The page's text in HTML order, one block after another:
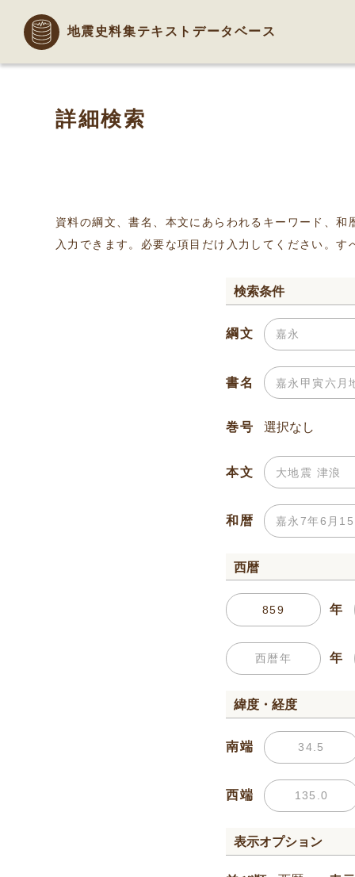
地震史料集テキストデータベース
詳細検索
資料の綱文、書名、本文にあらわれるキーワード、
入力できます。必要な項目だけ入力してください。
検索条件
綱文
書名
巻号
本文
和暦
西暦
年
年
緯度・経度
南端
西端
表示オプション